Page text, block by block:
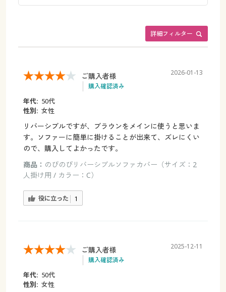
詳細フィルター
ご購入者様
購入確認済み
2026-01-13
年代: 50代
性別: 女性
リバーシブルですが、ブラウンをメインに使うと思いま
す。ソファーに簡単に掛けることが出来て、ズレにくい
ので、購入してよかったです。
商品： のびのびリバーシブルソファカバー（サイズ：2
人掛け用 / カラー：C）
役に立った 1
ご購入者様
購入確認済み
2025-12-11
年代: 50代
性別: 女性